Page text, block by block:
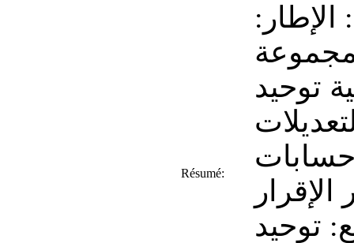
Résumé:
:الفهرس مقدمة الفصل الأول: الإطار
توحيد
حسابات
توحيد